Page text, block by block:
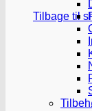
Tilbage til